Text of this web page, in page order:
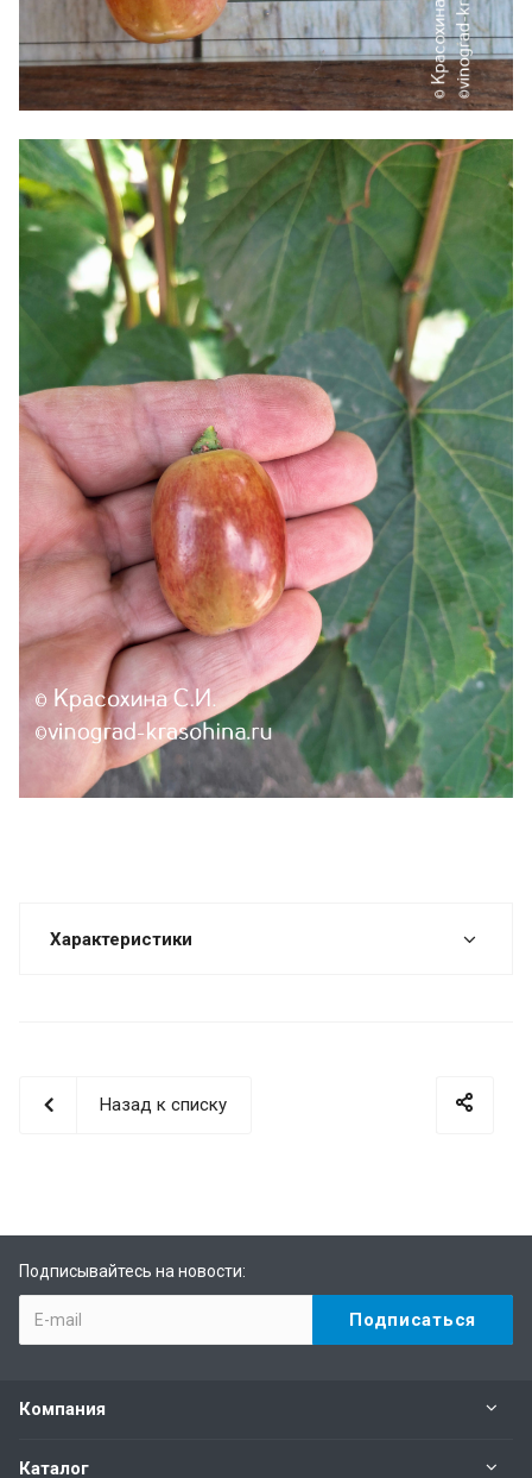
Характеристики
Назад к списку
Подписывайтесь на новости:
Компания
Каталог